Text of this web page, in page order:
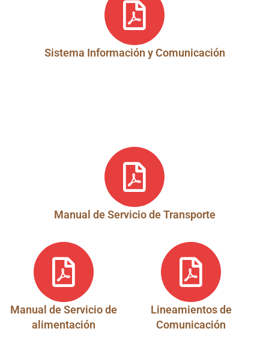
Sistema Información y Comunicación
Manual de Servicio de Transporte
Manual de Servicio de
alimentación
Lineamientos de
Comunicación